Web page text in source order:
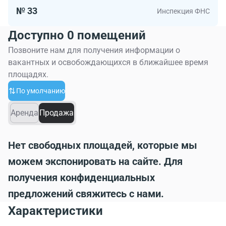
№ 33 Инспекция ФНС
Доступно 0 помещений
Позвоните нам для получения информации о
вакантных и освобождающихся в ближайшее время
площадях.
По умолчанию
Аренда Продажа
Нет свободных площадей, которые мы
можем экспонировать на сайте. Для
получения конфиденциальных
предложений свяжитесь с нами.
Характеристики